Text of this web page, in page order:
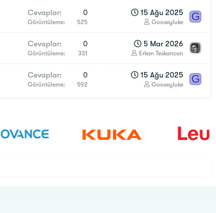
Cevaplar 0
Görüntüleme 525
15 Ağu 2025
Gooseyluke G
Cevaplar 0
Görüntüleme 331
5 Mar 2026
Erkan Teskancan
Cevaplar 0
Görüntüleme 592
15 Ağu 2025
Gooseyluke G